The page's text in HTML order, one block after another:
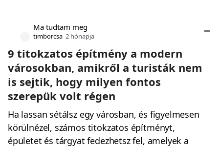
Ma tudtam meg
timborcsa 2 hónapja
9 titokzatos építmény a modern
városokban, amikről a turisták nem
is sejtik, hogy milyen fontos
szerepük volt régen
Ha lassan sétálsz egy városban, és figyelmesen
körülnézel, számos titokzatos építményt,
épületet és tárgyat fedezhetsz fel, amelyek a